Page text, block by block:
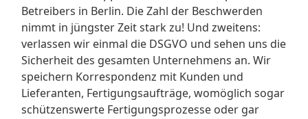
Betreibers in Berlin. Die Zahl der Beschwerden
nimmt in jüngster Zeit stark zu! Und zweitens:
verlassen wir einmal die DSGVO und sehen uns die
Sicherheit des gesamten Unternehmens an. Wir
speichern Korrespondenz mit Kunden und
Lieferanten, Fertigungsaufträge, womöglich sogar
schützenswerte Fertigungsprozesse oder gar